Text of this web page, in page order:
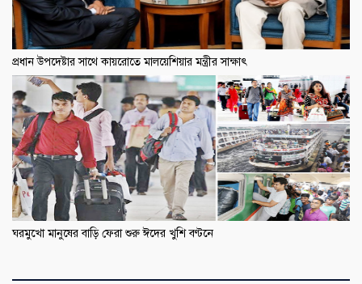
প্রধান উপদেষ্টার সাথে কায়রোতে মালয়েশিয়ার মন্ত্রীর সাক্ষাৎ
ঘরমুখো মানুষের বাড়ি ফেরা শুরু ঈদের খুশি বণ্টনে